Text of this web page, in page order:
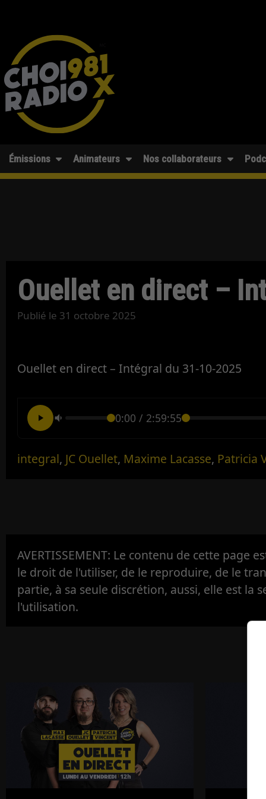
Émissions Animateurs Nos collaborateurs
Ouellet en direct –
Publié le 31 octobre 2025
Ouellet en direct – Intégral du 31-10-2025
0:00 / 2:59:55
integral, JC Ouellet, Maxime Lacasse, Patricia
AVERTISSEMENT: Le contenu de cette page
le droit de l'utiliser, de le reproduire, de le
partie, à sa seule discrétion, aussi, elle est la
l'utilisation.